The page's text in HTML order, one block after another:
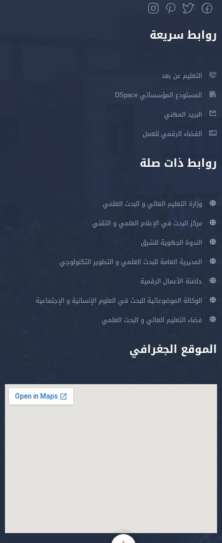
روابط سريعة
التعليم عن بعد
المستودع المؤسساتي DSpace
البريد المهني
الفضاء الرقمي للعمل
روابط ذات صلة
وزارة التعليم العالي و البحث العلمي
مركز البحث في الإعلام العلمي و التقني
الندوة الجهوية للشرق
المديرية العامة للبحث العلمي و التطوير التكنولوجي
حاضنة الأعمال الرقمية
الوكالة الموضوعاتية للبحث في العلوم الإنسانية و الإجتماعية
فضاء التعليم العالي و البحث العلمي
الموقع الجغرافي